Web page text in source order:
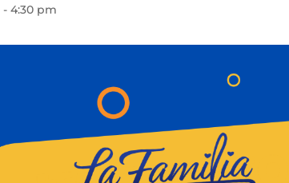
- 4:30 pm